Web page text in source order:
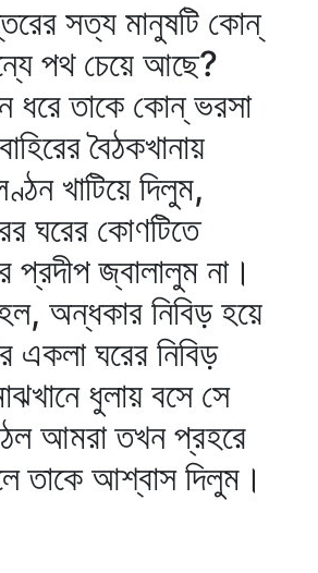
সত্য মানুষটি কোন্‌
পথ চেয়ে আছে?
ধরে তাকে কোন্‌ ভরসা
বৈঠকখানায়
খাটিয়ে দিলুম,
ঘরের কোণটিতে
প্রদীপ জ্বালালুম না।
অন্ধকার নিবিড় হয়ে
একলা ঘরের নিবিড়
ধুলায় বসে সে
আমরা তখন প্রহরে
তাকে আশ্বাস দিলুম।